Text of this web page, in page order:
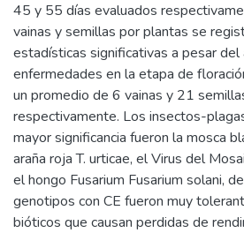
45 y 55 días evaluados
vainas y semillas por plantas se
estadísticas significativas a pesar
enfermedades en la etapa de
un promedio de 6 vainas y 21
respectivamente. Los insectos-
mayor significancia fueron la mosca
araña roja T. urticae, el Virus del
el hongo Fusarium Fusarium solani,
genotipos con CE fueron muy
bióticos que causan perdidas de